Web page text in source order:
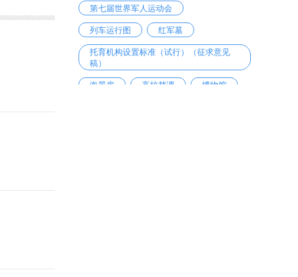
第七届世界军人运动会
列车运行图
红军墓
托育机构设置标准（试行）（征求意见
稿）
海景房
高校替课
博物馆